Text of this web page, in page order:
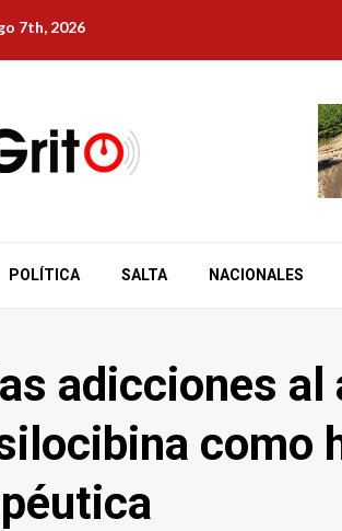
7th, 2026
POLÍTICA SALTA NACIONALES
adicciones
como